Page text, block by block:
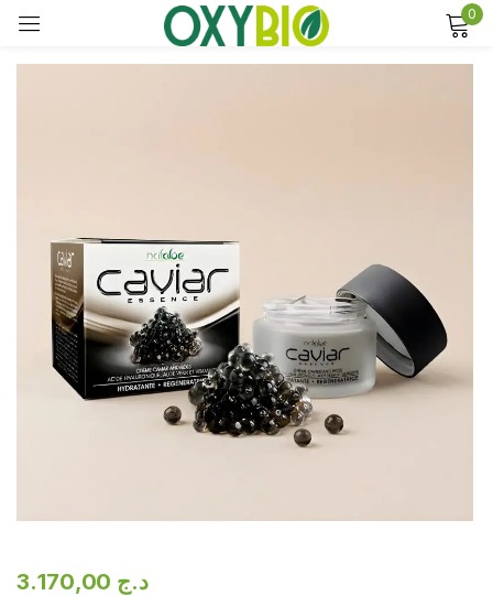
0
د.ج
Sign in
Create an account